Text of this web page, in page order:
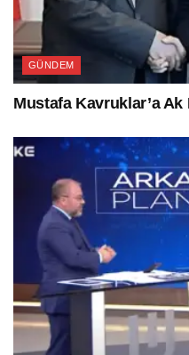
GÜNDEM
Mustafa Kavruklar’a Ak